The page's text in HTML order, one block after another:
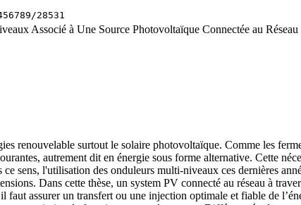
28531
Associé à Une Source Photovoltaïque Connectée au Réseau
renouvelable surtout le solaire photovoltaïque. Comme les
autrement dit en énergie sous forme alternative. Cette
sens, l'utilisation des onduleurs multi-niveaux ces dernières
Dans cette thèse, un system PV connecté au réseau à
assurer un transfert ou une injection optimale et fiable de